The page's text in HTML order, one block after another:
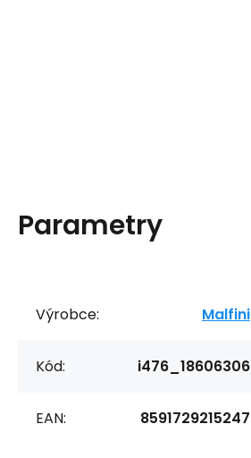
Parametry
Výrobce: Malfini
Kód: i476_18606306
EAN: 8591729215247